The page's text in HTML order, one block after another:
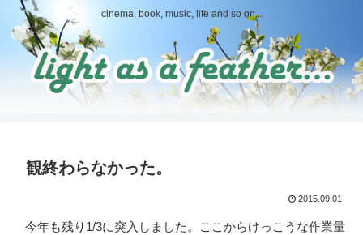
cinema, book, music, life and so on...
観終わらなかった。
2015.09.01
今年も残り1/3に突入しました。ここからけっこうな作業量